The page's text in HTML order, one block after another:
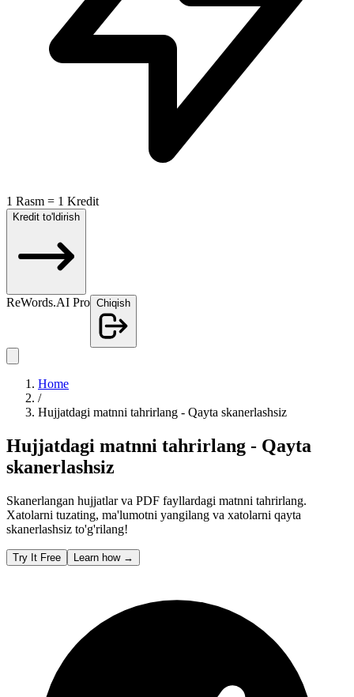
1 Rasm = 1 Kredit
Kredit to'ldirish
ReWords.AI Pro Chiqish
Home
/
Hujjatdagi matnni tahrirlang - Qayta skanerlashsiz
Hujjatdagi matnni tahrirlang - Qayta
skanerlashsiz
Skanerlangan hujjatlar va PDF fayllardagi matnni tahrirlang.
Xatolarni tuzating, ma'lumotni yangilang va xatolarni qayta
skanerlashsiz to'g'rilang!
Try It Free Learn how →